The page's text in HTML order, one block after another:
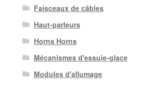
Faisceaux de câbles
Haut-parleurs
Horns Horns
Mécanismes d'essuie-glace
Modules d'allumage